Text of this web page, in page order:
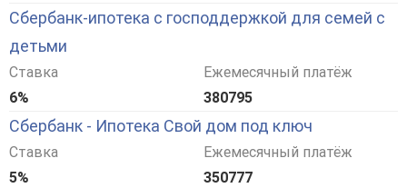
Сбербанк-ипотека с господдержкой для семей с
детьми
Ставка
6%
Ежемесячный платёж
380795
Сбербанк - Ипотека Свой дом под ключ
Ставка
5%
Ежемесячный платёж
350777